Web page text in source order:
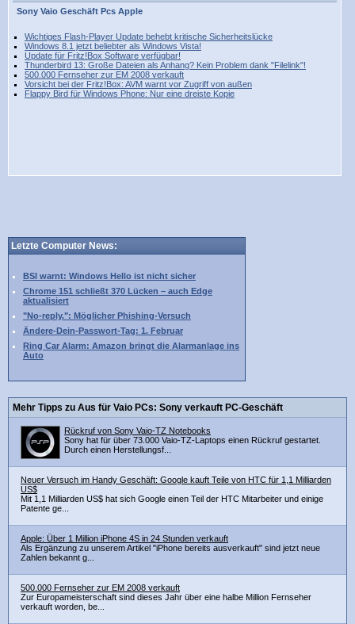
Sony Vaio Geschäft Pcs Apple
Wichtiges Flash-Player Update behebt kritische Sicherheitslücke
Windows 8.1 jetzt beliebter als Windows Vista!
Update für Fritz!Box Software verfügbar!
Thunderbird 13: Große Dateien als Anhang? Kein Problem dank "Filelink"!
500.000 Fernseher zur EM 2008 verkauft
Vorsicht bei der Fritz!Box: AVM warnt vor Zugriff von außen
Flappy Bird für Windows Phone: Nur eine dreiste Kopie
Letzte Computer News:
BSI warnt: Windows Hello ist nicht sicher
Chrome 151 schließt 370 Lücken – auch Edge
aktualisiert
"No-reply.": Möglicher Phishing-Versuch
Ändere-Dein-Passwort-Tag: 1. Februar
Ring Car Alarm: Amazon bringt die Alarmanlage ins
Auto
Mehr Tipps zu Aus für Vaio PCs: Sony verkauft PC-Geschäft
Rückruf von Sony Vaio-TZ Notebooks
Sony hat für über 73.000 Vaio-TZ-Laptops einen Rückruf gestartet.
Durch einen Herstellungsf...
Neuer Versuch im Handy Geschäft: Google kauft Teile von HTC für 1,1 Milliarden
US$
Mit 1,1 Milliarden US$ hat sich Google einen Teil der HTC Mitarbeiter und einige
Patente ge...
Apple: Über 1 Million iPhone 4S in 24 Stunden verkauft
Als Ergänzung zu unserem Artikel "iPhone bereits ausverkauft" sind jetzt neue
Zahlen bekannt g...
500.000 Fernseher zur EM 2008 verkauft
Zur Europameisterschaft sind dieses Jahr über eine halbe Million Fernseher
verkauft worden, be...